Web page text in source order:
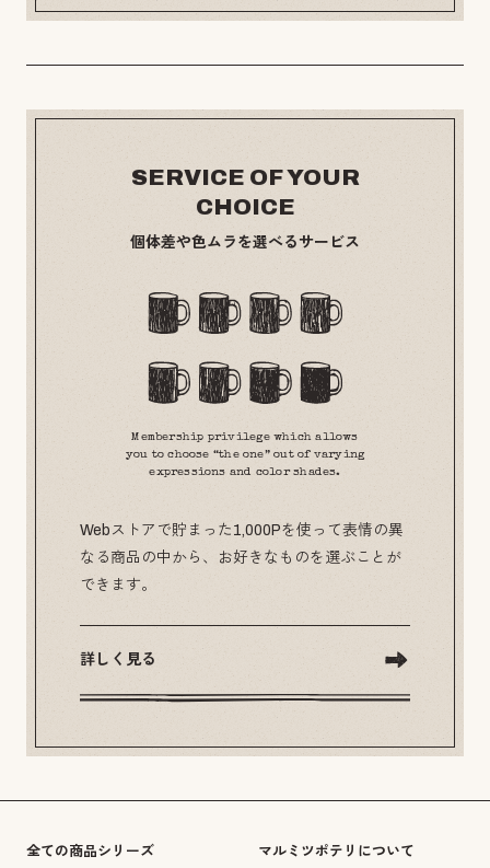
SERVICE OF YOUR
CHOICE
個体差や色ムラを選べるサービス
Membership privilege which allows
you to choose “the one” out of varying
expressions and color shades.
Webストアで貯まった1,000Pを使って表情の異
なる商品の中から、お好きなものを選ぶことが
できます。
詳しく見る
全ての商品シリーズ マルミツポテリについて